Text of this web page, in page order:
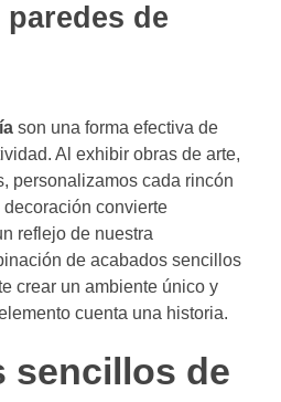
de
son una forma efectiva de
Al exhibir obras de arte,
personalizamos cada rincón
convierte
reflejo de nuestra
de acabados sencillos
crear un ambiente único y
cuenta una historia.
sencillos de